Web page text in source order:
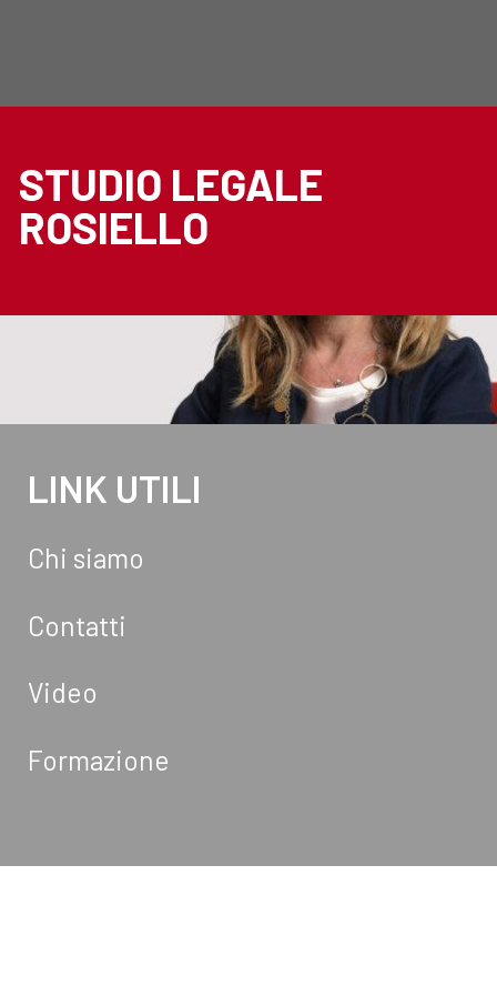
STUDIO LEGALE
ROSIELLO
LINK UTILI
Chi siamo
Contatti
Video
Formazione